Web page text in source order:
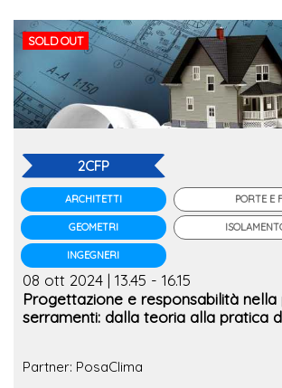
SOLD OUT
2CFP
ARCHITETTI
GEOMETRI
INGEGNERI
PORTE E
08 ott 2024 | 13.45 - 16.15
Progettazione e responsabilità nella
serramenti: dalla teoria alla pratica
Partner: PosaClima